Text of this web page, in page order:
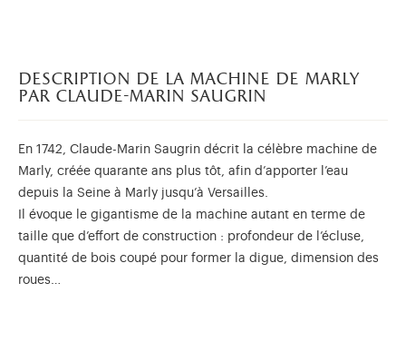
description de la machine de marly
par claude-marin saugrin
En 1742, Claude-Marin Saugrin décrit la célèbre machine de
Marly, créée quarante ans plus tôt, afin d’apporter l’eau
depuis la Seine à Marly jusqu’à Versailles.
Il évoque le gigantisme de la machine autant en terme de
taille que d’effort de construction : profondeur de l’écluse,
quantité de bois coupé pour former la digue, dimension des
roues…